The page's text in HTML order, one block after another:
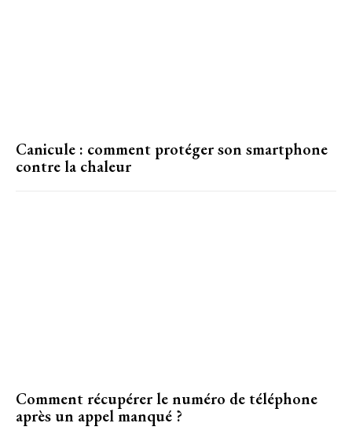
Canicule : comment protéger son smartphone
contre la chaleur
Comment récupérer le numéro de téléphone
après un appel manqué ?